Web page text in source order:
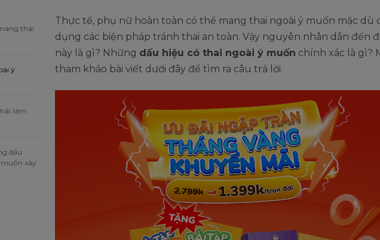
thai
ý
làm
dấu
xảy
Thực tế, phụ nữ hoàn toàn có thể mang thai ngoài ý muốn mặc dù
dụng các biện pháp tránh thai an toàn. Vậy nguyên nhân dẫn đến
này là gì? Những dấu hiệu có thai ngoài ý muốn chính xác là gì?
tham khảo bài viết dưới đây để tìm ra câu trả lời.